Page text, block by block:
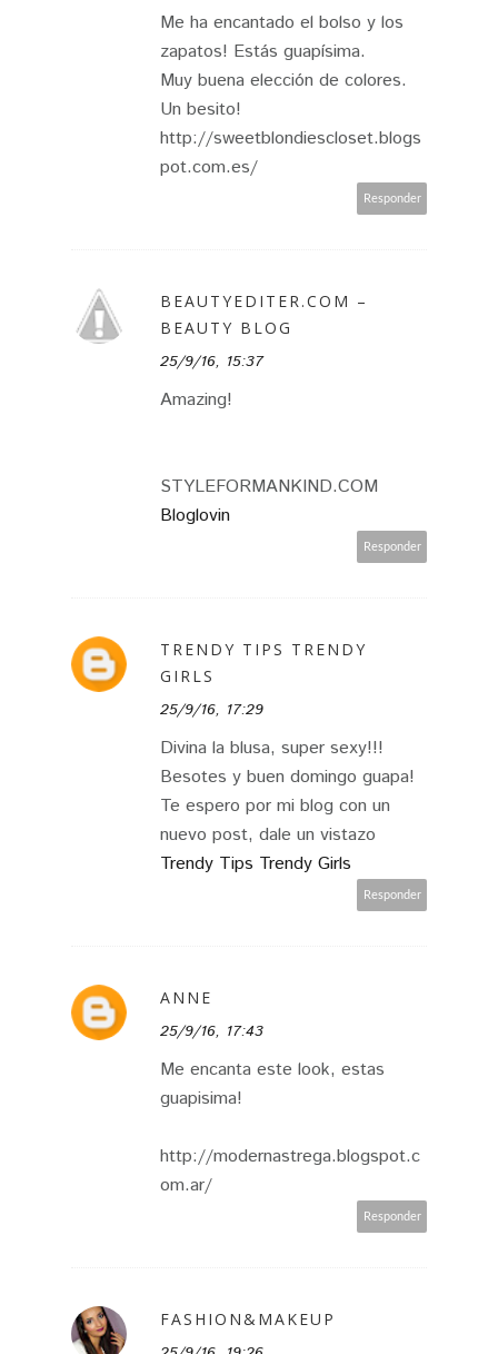
Me ha encantado el bolso y los
zapatos! Estás guapísima.
Muy buena elección de colores.
Un besito!
http://sweetblondiescloset.blogs
pot.com.es/
Responder
BEAUTYEDITER.COM –
BEAUTY BLOG
25/9/16, 15:37
Amazing!
STYLEFORMANKIND.COM
Bloglovin
Responder
TRENDY TIPS TRENDY
GIRLS
25/9/16, 17:29
Divina la blusa, super sexy!!!
Besotes y buen domingo guapa!
Te espero por mi blog con un
nuevo post, dale un vistazo
Trendy Tips Trendy Girls
Responder
ANNE
25/9/16, 17:43
Me encanta este look, estas
guapisima!
http://modernastrega.blogspot.c
om.ar/
Responder
FASHION&MAKEUP